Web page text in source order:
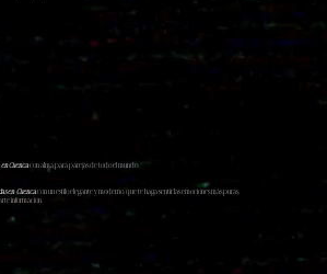
en Cuencacon alma para parejas de todo el mundo,
en Cuencacon un estilo elegante y moderno, que te haga sentir las emociones más puras,
información.